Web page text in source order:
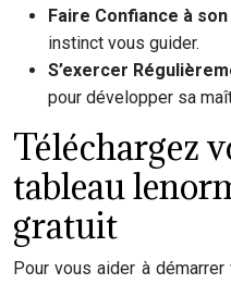
Faire Confiance à
instinct vous guider.
S’exercer
pour développer sa
Téléchargez
tableau
gratuit
Pour vous aider à démarrer